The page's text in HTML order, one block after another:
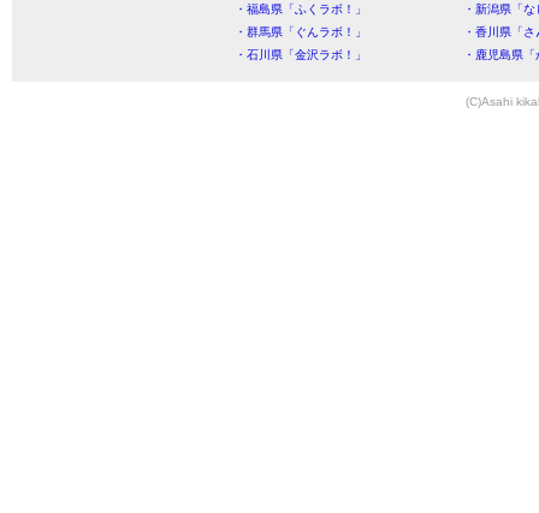
・福島県「ふくラボ！」
・新潟県「
・群馬県「ぐんラボ！」
・香川県「
・石川県「金沢ラボ！」
・鹿児島県
(C)Asahi